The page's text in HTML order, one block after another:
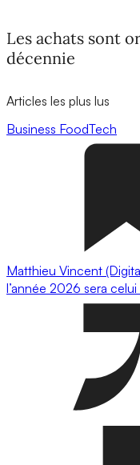
Les achats sont
décennie
Articles les plus lus
Business FoodTech
Matthieu Vincent
l’année 2026 sera